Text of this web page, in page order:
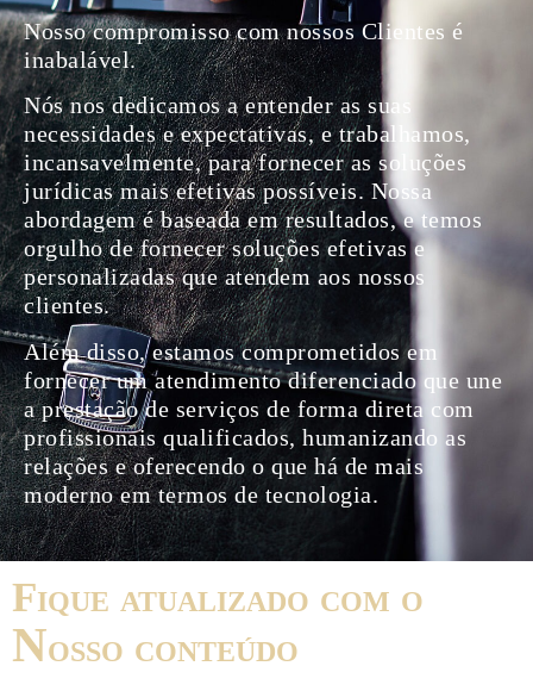
Nosso compromisso com nossos Clientes é
inabalável.
Nós nos dedicamos a entender as suas
necessidades e expectativas, e trabalhamos,
incansavelmente, para fornecer as soluções
jurídicas mais efetivas possíveis. Nossa
abordagem é baseada em resultados, e temos
orgulho de fornecer soluções efetivas e
personalizadas que atendem aos nossos
clientes.
Além disso, estamos comprometidos em
fornecer um atendimento diferenciado que une
a prestação de serviços de forma direta com
profissionais qualificados, humanizando as
relações e oferecendo o que há de mais
moderno em termos de tecnologia.
fique atualizado com o
nosso conteúdo